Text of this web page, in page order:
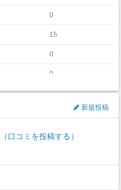
0
15
0
0
0
26
新規投稿
（口コミを投稿する）